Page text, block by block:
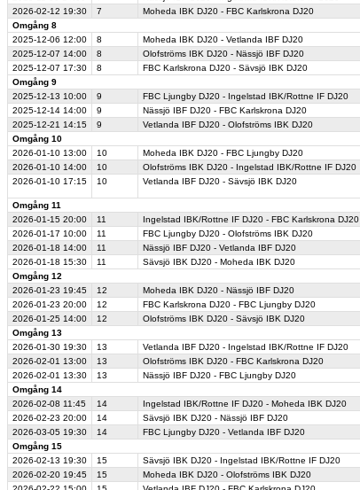
2026-02-12 19:30 7 Moheda IBK DJ20 - FBC Karlskrona DJ20
Omgång 8
2025-12-06 12:00 8 Moheda IBK DJ20 - Vetlanda IBF DJ20
2025-12-07 14:00 8 Olofströms IBK DJ20 - Nässjö IBF DJ20
2025-12-07 17:30 8 FBC Karlskrona DJ20 - Sävsjö IBK DJ20
Omgång 9
2025-12-13 10:00 9 FBC Ljungby DJ20 - Ingelstad IBK/Rottne IF DJ20
2025-12-14 14:00 9 Nässjö IBF DJ20 - FBC Karlskrona DJ20
2025-12-21 14:15 9 Vetlanda IBF DJ20 - Olofströms IBK DJ20
Omgång 10
2026-01-10 13:00 10 Moheda IBK DJ20 - FBC Ljungby DJ20
2026-01-10 14:00 10 Olofströms IBK DJ20 - Ingelstad IBK/Rottne IF DJ20
2026-01-10 17:15 10 Vetlanda IBF DJ20 - Sävsjö IBK DJ20
Omgång 11
2026-01-15 20:00 11 Ingelstad IBK/Rottne IF DJ20 - FBC Karlskrona DJ20
2026-01-17 10:00 11 FBC Ljungby DJ20 - Olofströms IBK DJ20
2026-01-18 14:00 11 Nässjö IBF DJ20 - Vetlanda IBF DJ20
2026-01-18 15:30 11 Sävsjö IBK DJ20 - Moheda IBK DJ20
Omgång 12
2026-01-23 19:45 12 Moheda IBK DJ20 - Nässjö IBF DJ20
2026-01-23 20:00 12 FBC Karlskrona DJ20 - FBC Ljungby DJ20
2026-01-25 14:00 12 Olofströms IBK DJ20 - Sävsjö IBK DJ20
Omgång 13
2026-01-30 19:30 13 Vetlanda IBF DJ20 - Ingelstad IBK/Rottne IF DJ20
2026-02-01 13:00 13 Olofströms IBK DJ20 - FBC Karlskrona DJ20
2026-02-01 13:30 13 Nässjö IBF DJ20 - FBC Ljungby DJ20
Omgång 14
2026-02-08 11:45 14 Ingelstad IBK/Rottne IF DJ20 - Moheda IBK DJ20
2026-02-23 20:00 14 Sävsjö IBK DJ20 - Nässjö IBF DJ20
2026-03-05 19:30 14 FBC Ljungby DJ20 - Vetlanda IBF DJ20
Omgång 15
2026-02-13 19:30 15 Sävsjö IBK DJ20 - Ingelstad IBK/Rottne IF DJ20
2026-02-20 19:45 15 Moheda IBK DJ20 - Olofströms IBK DJ20